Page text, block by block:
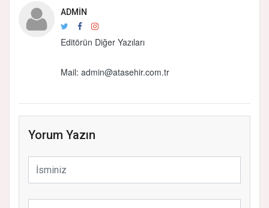
ADMIN
Editörün Diğer Yazıları
Mail: admin@atasehir.com.tr
Yorum Yazın